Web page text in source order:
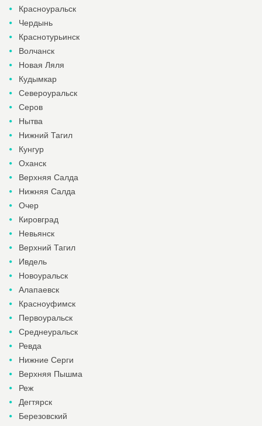
Красноуральск
Чердынь
Краснотурьинск
Волчанск
Новая Ляля
Кудымкар
Североуральск
Серов
Нытва
Нижний Тагил
Кунгур
Оханск
Верхняя Салда
Нижняя Салда
Очер
Кировград
Невьянск
Верхний Тагил
Ивдель
Новоуральск
Алапаевск
Красноуфимск
Первоуральск
Среднеуральск
Ревда
Нижние Серги
Верхняя Пышма
Реж
Дегтярск
Березовский